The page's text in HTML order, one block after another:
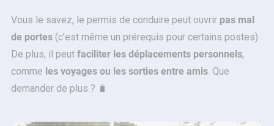
Vous le savez, le permis de conduire peut ouvrir pas mal
de portes (c’est même un prérequis pour certains postes).
De plus, il peut faciliter les déplacements personnels,
comme les voyages ou les sorties entre amis. Que
demander de plus ? 🧳